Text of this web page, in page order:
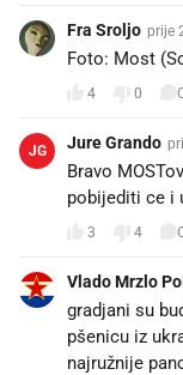
Fra Sroljo prije
Foto: Most
4 0
JG Jure Grando
Bravo
pobijediti ce i
3 4
Vlado Mrzlo
gradjani su
pšenicu iz
najružnije